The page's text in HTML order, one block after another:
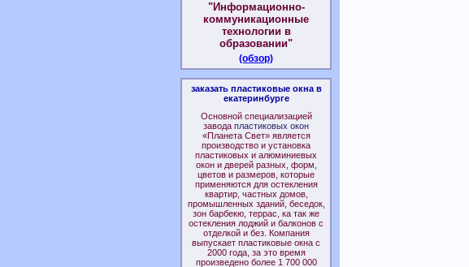
"Информационно-
коммуникационные
технологии в
образовании"
(обзор)
заказать пластиковые окна в
екатеринбурге
Основной специализацией
завода пластиковых окон
«Планета Свет» является
производство и установка
пластиковых и алюминиевых
окон и дверей разных, форм,
цветов и размеров, которые
применяются для остекления
квартир, частных домов,
промышленных зданий, беседок,
зон барбекю, террас, ка так же
остекления лоджий и балконов с
отделкой и без. Компания
выпускает пластиковые окна с
2000 года, за это время
произведено более 1 700 000